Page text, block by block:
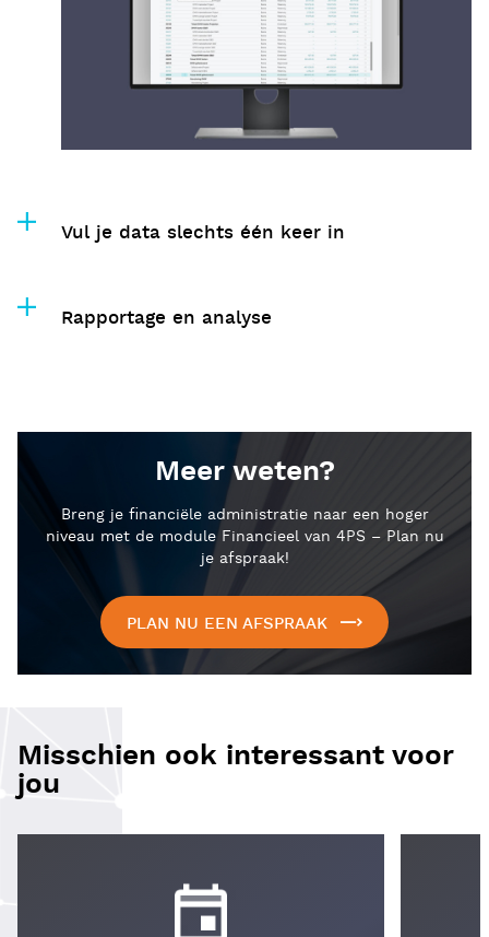
Vul je data slechts één keer in
Rapportage en analyse
Meer weten?
Breng je financiële administratie naar een hoger
niveau met de module Financieel van 4PS – Plan nu
je afspraak!
PLAN NU EEN AFSPRAAK
Misschien ook interessant voor
jou